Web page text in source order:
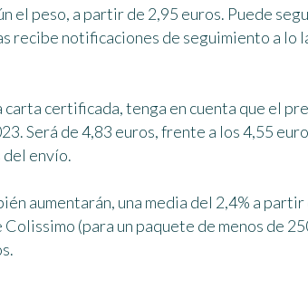
el peso, a partir de 2,95 euros. Puede
recibe notificaciones de seguimiento a lo
carta certificada, tenga en cuenta que el
Será de 4,83 euros, frente a los 4,55
envío.
aumentarán, una media del 2,4% a partir
(para un paquete de menos de